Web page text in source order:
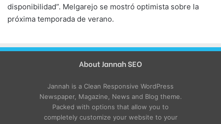
disponibilidad”. Melgarejo se mostró optimista sobre la
próxima temporada de verano.
About Jannah SEO
Jannah is a Clean Responsive WordPress
Newspaper, Magazine, News and Blog theme.
Packed with options that allow you to
completely customize your website to your